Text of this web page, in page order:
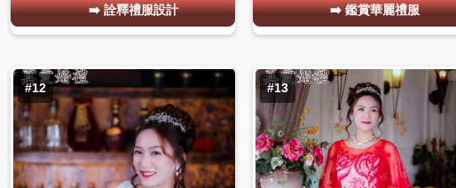
詮釋禮服設計 鑑賞華麗禮服
#12 #13